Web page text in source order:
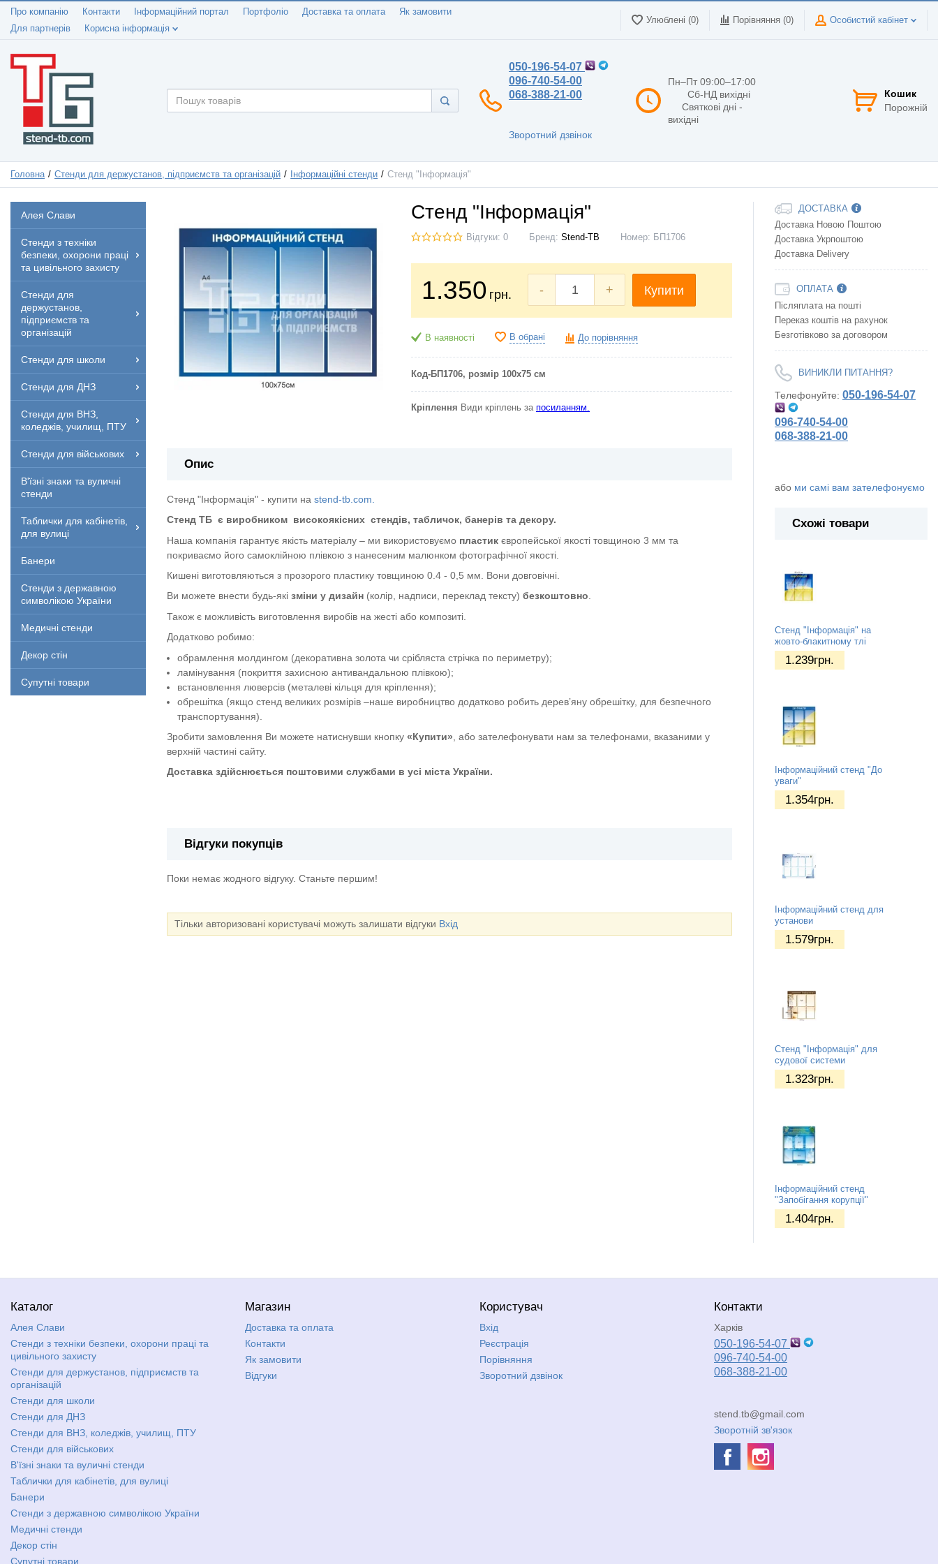
Про компанію Контакти Інформаційний портал Портфоліо Доставка та оплата
Як замовити
Для партнерів
Корисна інформація
Улюблені (0) Порівняння (0) Особистий кабінет
050-196-54-07
096-740-54-00
068-388-21-00
Зворотний дзвінок
Пн–Пт 09:00–17:00
Сб-НД вихідні
Святкові дні -
вихідні
Кошик
Порожній
Головна Стенди для держустанов, підприємств та організацій Інформаційні стенди Стенд "Інформація"
Алея Слави
Стенди з техніки
безпеки, охорони праці
та цивільного захисту
Стенди для
держустанов,
підприємств та
організацій
Стенди для школи
Стенди для ДНЗ
Стенди для ВНЗ,
коледжів, училищ, ПТУ
Стенди для військових
В'їзні знаки та вуличні
стенди
Таблички для кабінетів,
для вулиці
Банери
Стенди з державною
символікою України
Медичні стенди
Декор стін
Супутні товари
Стенд "Інформація"
Відгуки: 0 Бренд: Stend-TB Номер: БП1706
1.350 грн. - + Купити
В наявності В обрані До порівняння
Код-БП1706, розмір 100х75 см
Кріплення Види кріплень за посиланням.
Опис
Стенд "Інформація" - купити на stend-tb.com.
Стенд ТБ є виробником високоякісних стендів, табличок, банерів та декору.
Наша компанія гарантує якість матеріалу – ми використовуємо пластик європейської якості товщиною 3 мм та
покриваємо його самоклійною плівкою з нанесеним малюнком фотографічної якості.
Кишені виготовляються з прозорого пластику товщиною 0.4 - 0,5 мм. Вони довговічні.
Ви можете внести будь-які зміни у дизайн (колір, надписи, переклад тексту) безкоштовно.
Також є можливість виготовлення виробів на жесті або композиті.
Додатково робимо:
обрамлення молдингом (декоративна золота чи срібляста стрічка по периметру);
ламінування (покриття захисною антивандальною плівкою);
встановлення люверсів (металеві кільця для кріплення);
обрешітка (якщо стенд великих розмірів –наше виробництво додатково робить дерев’яну обрешітку, для безпечного
транспортування).
Зробити замовлення Ви можете натиснувши кнопку «Купити» , або зателефонувати нам за телефонами, вказаними у
верхній частині сайту.
Доставка здійснюється поштовими службами в усі міста України.
Відгуки покупців
Поки немає жодного відгуку. Станьте першим!
Тільки авторизовані користувачі можуть залишати відгуки Вхід
ДОСТАВКА
Доставка Новою Поштою
Доставка Укрпоштою
Доставка Delivery
ОПЛАТА
Післяплата на пошті
Переказ коштів на рахунок
Безготівково за договором
ВИНИКЛИ ПИТАННЯ?
Телефонуйте: 050-196-54-07
096-740-54-00
068-388-21-00
або ми самі вам зателефонуємо
Схожі товари
Стенд "Інформація" на
жовто-блакитному тлі
1.239грн.
Інформаційний стенд "До
уваги"
1.354грн.
Інформаційний стенд для
установи
1.579грн.
Стенд "Інформація" для
судової системи
1.323грн.
Інформаційний стенд
"Запобігання корупції"
1.404грн.
Каталог
Алея Слави
Стенди з техніки безпеки, охорони праці та
цивільного захисту
Стенди для держустанов, підприємств та
організацій
Стенди для школи
Стенди для ДНЗ
Стенди для ВНЗ, коледжів, училищ, ПТУ
Стенди для військових
В'їзні знаки та вуличні стенди
Таблички для кабінетів, для вулиці
Банери
Стенди з державною символікою України
Медичні стенди
Декор стін
Супутні товари
Магазин
Доставка та оплата
Контакти
Як замовити
Відгуки
Користувач
Вхід
Реєстрація
Порівняння
Зворотний дзвінок
Контакти
Харків
050-196-54-07
096-740-54-00
068-388-21-00
stend.tb@gmail.com
Зворотній зв'язок